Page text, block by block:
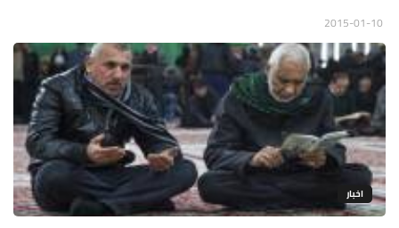
اخبار